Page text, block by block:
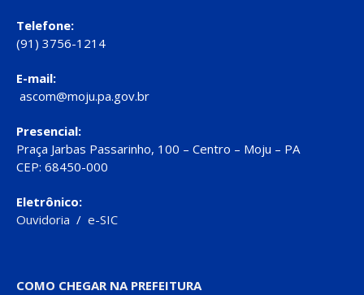
Telefone:
(91) 3756-1214
E-mail:
ascom@moju.pa.gov.br
Presencial:
Praça Jarbas Passarinho, 100 – Centro – Moju – PA
CEP: 68450-000
Eletrônico:
Ouvidoria / e-SIC
COMO CHEGAR NA PREFEITURA